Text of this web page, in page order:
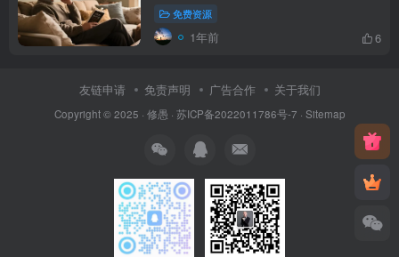
免费资源
1年前 6
友链申请 免责声明 广告合作 关于我们
Copyright © 2025 · 修愚 · 苏ICP备2022011786号-7 · Sitemap